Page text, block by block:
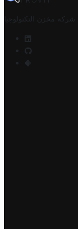
شركة مخزن التكنولوجيا